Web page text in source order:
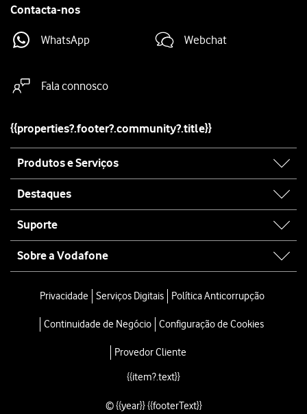
Contacta-nos
WhatsApp Webchat
Fala connosco
{{properties?.footer?.community?.title}}
map
Produtos e Serviços
Destaques
Suporte
Sobre a Vodafone
Privacidade Serviços Digitais Política Anticorrupção
Continuidade de Negócio Configuração de Cookies
Provedor Cliente
{{item?.text}}
© {{year}} {{footerText}}